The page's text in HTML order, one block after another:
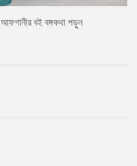
আফগানীর বই বঙ্গকথা পড়ুন